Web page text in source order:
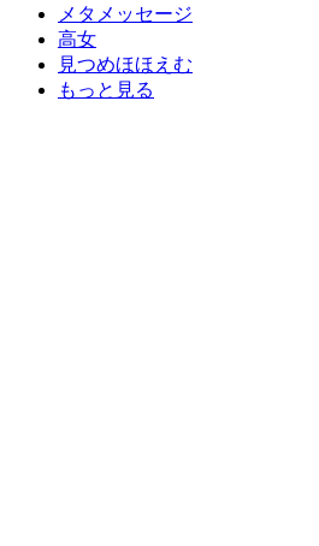
メタメッセージ
高女
見つめほほえむ
もっと見る